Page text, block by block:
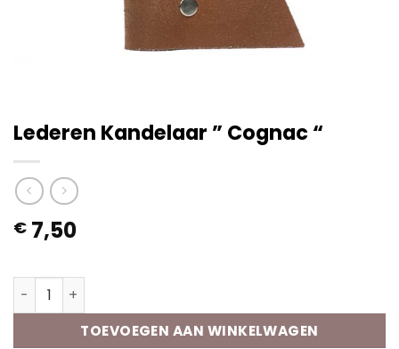
Lederen Kandelaar ” Cognac “
€ 7,50
Lederen Kandelaar " Cognac " aantal
TOEVOEGEN AAN WINKELWAGEN